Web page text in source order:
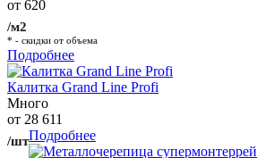
от 620
/м2
* - скидки от объема
Подробнее
Калитка Grand Line Profi
Много
от 28 611
/штПодробнее